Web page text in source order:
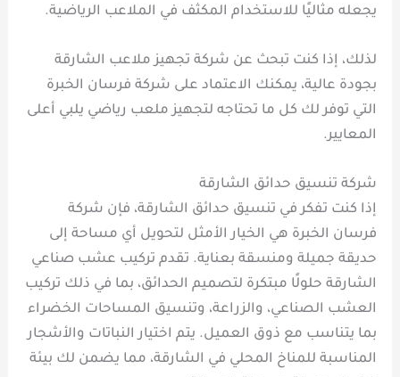
يجعله مثاليًا للاستخدام المكثف في الملاعب الرياضية.
لذلك، إذا كنت تبحث عن شركة تجهيز ملاعب الشارقة
بجودة عالية، يمكنك الاعتماد على شركة فرسان الخبرة
التي توفر لك كل ما تحتاجه لتجهيز ملعب رياضي يلبي أعلى
المعايير.
شركة تنسيق حدائق الشارقة
إذا كنت تفكر في تنسيق حدائق الشارقة، فإن شركة
فرسان الخبرة هي الخيار الأمثل لتحويل أي مساحة إلى
حديقة جميلة ومنسقة بعناية. تقدم تركيب عشب صناعي
الشارقة حلولًا مبتكرة لتصميم الحدائق، بما في ذلك تركيب
العشب الصناعي، والزراعة، وتنسيق المساحات الخضراء
بما يتناسب مع ذوق العميل. يتم اختيار النباتات والأشجار
المناسبة للمناخ المحلي في الشارقة، مما يضمن لك بيئة